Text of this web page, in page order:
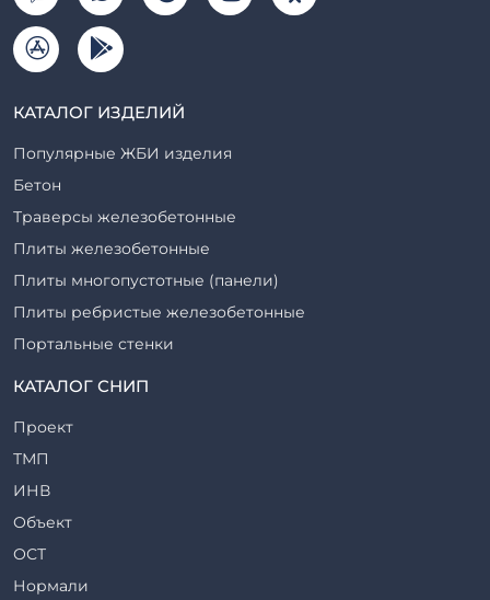
КАТАЛОГ ИЗДЕЛИЙ
Популярные ЖБИ изделия
Бетон
Траверсы железобетонные
Плиты железобетонные
Плиты многопустотные (панели)
Плиты ребристые железобетонные
Портальные стенки
Прогоны железобетонные
Ригели железобетонные
Сваи железобетонные
Стеновые блоки
Стойки железобетонные
Столбы железобетонные
КАТАЛОГ СНИП
Проект
ТМП
ИНВ
Объект
ОСТ
Нормали